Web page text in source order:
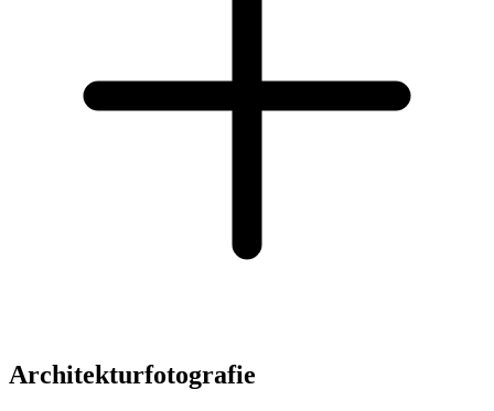
Architekturfotografie